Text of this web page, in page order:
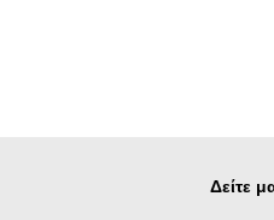
Δείτε